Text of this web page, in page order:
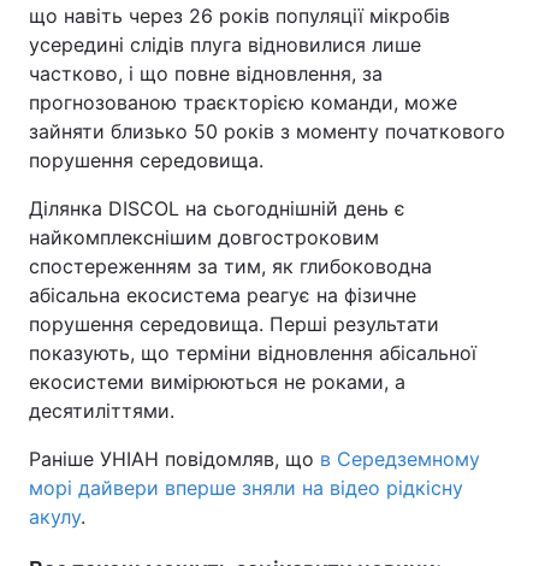
що навіть через 26 років популяції мікробів
усередині слідів плуга відновилися лише
частково, і що повне відновлення, за
прогнозованою траєкторією команди, може
зайняти близько 50 років з моменту початкового
порушення середовища.
Ділянка DISCOL на сьогоднішній день є
найкомплекснішим довгостроковим
спостереженням за тим, як глибоководна
абісальна екосистема реагує на фізичне
порушення середовища. Перші результати
показують, що терміни відновлення абісальної
екосистеми вимірюються не роками, а
десятиліттями.
Раніше УНІАН повідомляв, що в Середземному
морі дайвери вперше зняли на відео рідкісну
акулу.